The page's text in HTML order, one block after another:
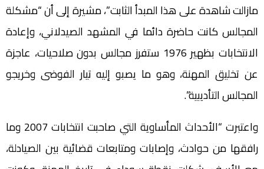
مازالت شاهدة على هذا المبدأ الثابت”، مشيرة إلى أن “مشكلة
المجالس كانت حاضرة دائما في المشهد الصيدلاني، وإعادة
الانتخابات بظهير 1976 ستفرز مجالس بدون صلاحيات، عاجزة
عن تخليق المهنة، وهو ما يصبو إليه تيار الفوضى وخريجو
المجالس التأديبية”.
واعتبرت “الأحداث المأساوية التي صاحبت انتخابات 2007 وما
رافقها من حوادث، وإصابات ومتابعات قضائية بين الصيادلة،